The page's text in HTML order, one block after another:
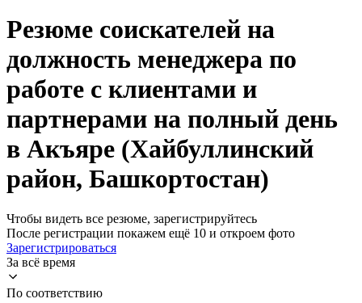
Резюме соискателей на
должность менеджера по
работе с клиентами и
партнерами на полный день
в Акъяре (Хайбуллинский
район, Башкортостан)
Чтобы видеть все резюме, зарегистрируйтесь
После регистрации покажем ещё 10 и откроем фото
Зарегистрироваться
За всё время
По соответствию